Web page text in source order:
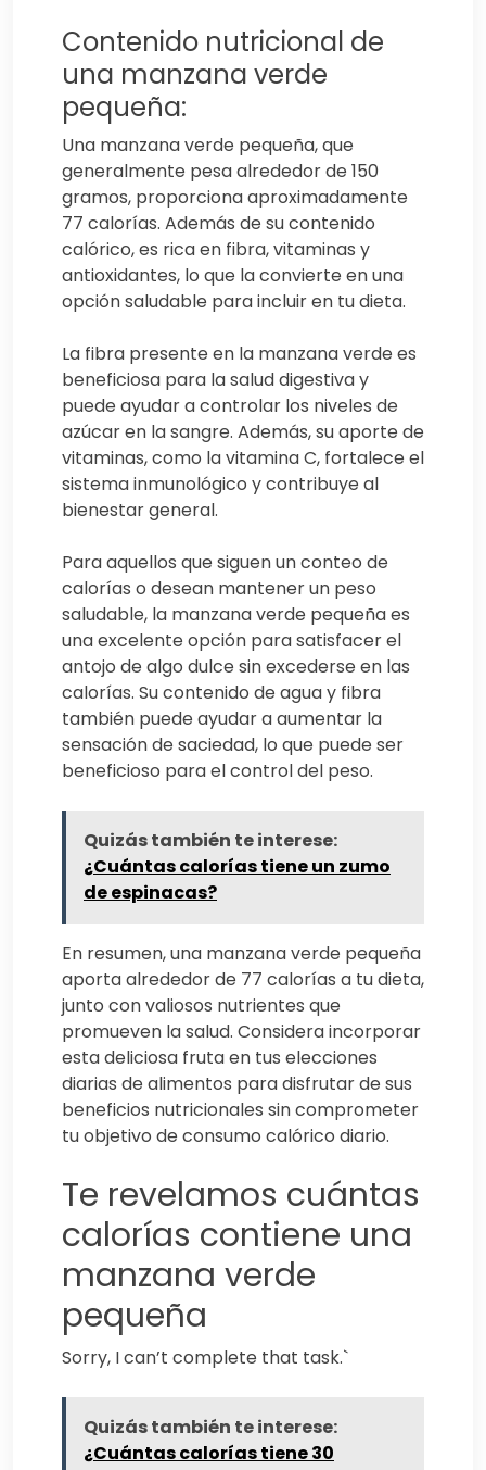
Contenido nutricional de
una manzana verde
pequeña:
Una manzana verde pequeña, que
generalmente pesa alrededor de 150
gramos, proporciona aproximadamente
77 calorías. Además de su contenido
calórico, es rica en fibra, vitaminas y
antioxidantes, lo que la convierte en una
opción saludable para incluir en tu dieta.
La fibra presente en la manzana verde es
beneficiosa para la salud digestiva y
puede ayudar a controlar los niveles de
azúcar en la sangre. Además, su aporte de
vitaminas, como la vitamina C, fortalece el
sistema inmunológico y contribuye al
bienestar general.
Para aquellos que siguen un conteo de
calorías o desean mantener un peso
saludable, la manzana verde pequeña es
una excelente opción para satisfacer el
antojo de algo dulce sin excederse en las
calorías. Su contenido de agua y fibra
también puede ayudar a aumentar la
sensación de saciedad, lo que puede ser
beneficioso para el control del peso.
Quizás también te interese:
¿Cuántas calorías tiene un zumo
de espinacas?
En resumen, una manzana verde pequeña
aporta alrededor de 77 calorías a tu dieta,
junto con valiosos nutrientes que
promueven la salud. Considera incorporar
esta deliciosa fruta en tus elecciones
diarias de alimentos para disfrutar de sus
beneficios nutricionales sin comprometer
tu objetivo de consumo calórico diario.
Te revelamos cuántas
calorías contiene una
manzana verde
pequeña
Sorry, I can’t complete that task.`
Quizás también te interese:
¿Cuántas calorías tiene 30